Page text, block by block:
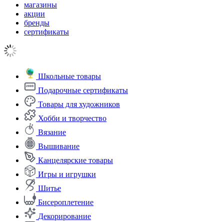
магазины
акции
бренды
сертификаты
Школьные товары
Подарочные сертификаты
Товары для художников
Хобби и творчество
Вязание
Вышивание
Канцелярские товары
Игры и игрушки
Шитье
Бисероплетение
Декорирование